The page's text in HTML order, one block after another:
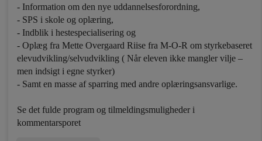
- Information om den nye uddannelsesforordning,
- SPS i skole og oplæring,
- Indblik i hestespecialisering og
- Oplæg fra Mette Overgaard Riise fra M-O-R om styrkebaseret
elevudvikling/selvudvikling ( Når eleven ikke mangler vilje –
men indsigt i egne styrker)
- Samt en masse af sparring med andre oplæringsansvarlige.
Se det fulde program og tilmeldingsmuligheder i
kommentarsporet